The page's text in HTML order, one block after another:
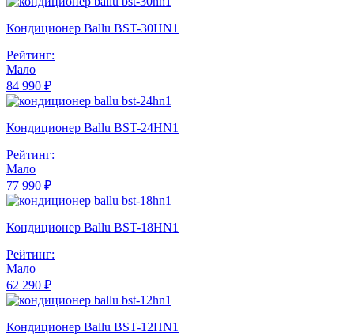
Кондиционер Ballu BST-30HN1
Рейтинг:
Мало
84 990 ₽
Кондиционер Ballu BST-24HN1
Рейтинг:
Мало
77 990 ₽
Кондиционер Ballu BST-18HN1
Рейтинг:
Мало
62 290 ₽
Кондиционер Ballu BST-12HN1